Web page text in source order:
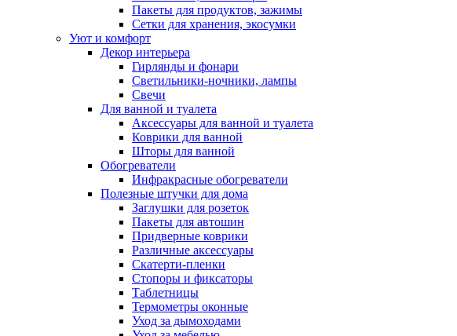
Пакеты для продуктов, зажимы
Сетки для хранения, экосумки
Уют и комфорт
Декор интерьера
Гирлянды и фонари
Светильники-ночники, лампы
Свечи
Для ванной и туалета
Аксессуары для ванной и туалета
Коврики для ванной
Шторы для ванной
Обогреватели
Инфракрасные обогреватели
Полезные штучки для дома
Заглушки для розеток
Пакеты для автошин
Придверные коврики
Различные аксессуары
Скатерти-пленки
Стопоры и фиксаторы
Таблетницы
Термометры оконные
Уход за дымоходами